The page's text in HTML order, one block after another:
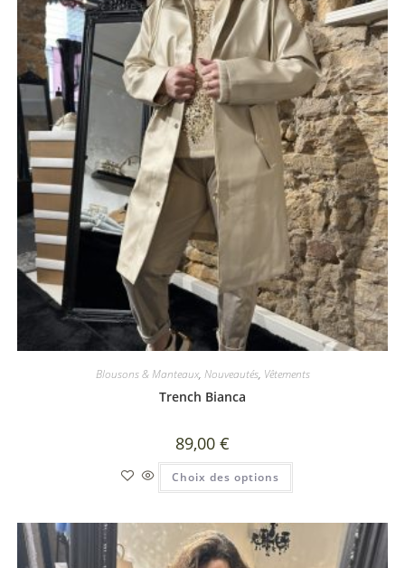
Blousons & Manteaux, Nouveautés, Vêtements
Trench Bianca
89,00 €
Choix des options